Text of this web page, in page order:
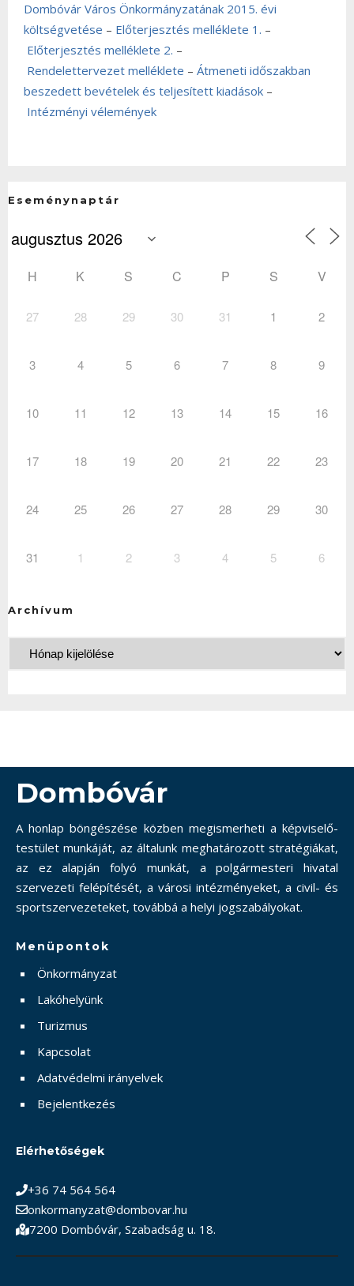
Dombóvár Város Önkormányzatának 2015. évi
költségvetése – Előterjesztés melléklete 1. –
Előterjesztés melléklete 2. –
Rendelettervezet melléklete – Átmeneti időszakban
beszedett bevételek és teljesített kiadások –
Intézményi vélemények
Eseménynaptár
H K S C P S V
27 28 29 30 31 1 2
3 4 5 6 7 8 9
10 11 12 13 14 15 16
17 18 19 20 21 22 23
24 25 26 27 28 29 30
31 1 2 3 4 5 6
Archívum
Dombóvár
A honlap böngészése közben megismerheti a képviselő-
testület munkáját, az általunk meghatározott stratégiákat,
az ez alapján folyó munkát, a polgármesteri hivatal
szervezeti felépítését, a városi intézményeket, a civil- és
sportszervezeteket, továbbá a helyi jogszabályokat.
Menüpontok
Önkormányzat
Lakóhelyünk
Turizmus
Kapcsolat
Adatvédelmi irányelvek
Bejelentkezés
Elérhetőségek
+36 74 564 564
onkormanyzat@dombovar.hu
7200 Dombóvár, Szabadság u. 18.